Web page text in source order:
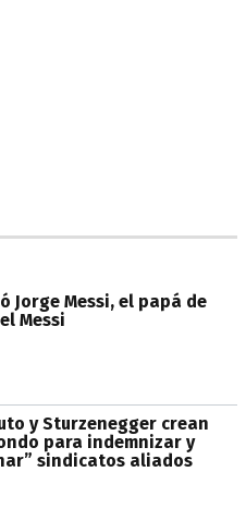
Jorge Messi, el papá de
Messi
y Sturzenegger crean
para indemnizar y
sindicatos aliados